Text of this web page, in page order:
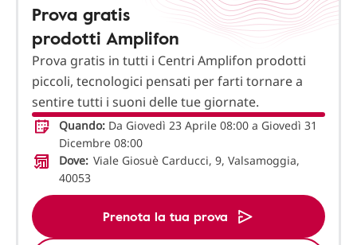
Prova gratis
prodotti Amplifon
Prova gratis in tutti i Centri Amplifon prodotti
piccoli, tecnologici pensati per farti tornare a
sentire tutti i suoni delle tue giornate.
Quando: Da Giovedì 23 Aprile 08:00 a Giovedì 31
Dicembre 08:00
Dove: Viale Giosuè Carducci, 9, Valsamoggia,
40053
Prenota la tua prova